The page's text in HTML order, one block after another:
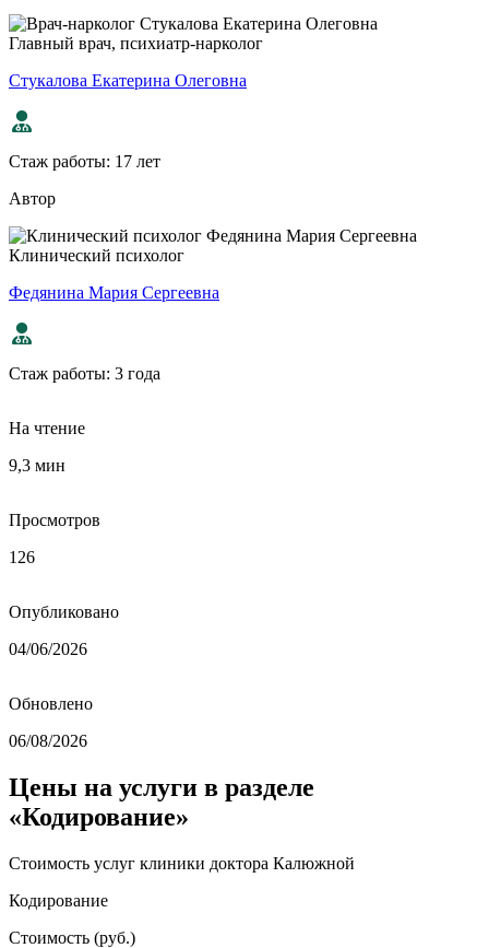
Главный врач, психиатр-нарколог
Стукалова Екатерина Олеговна
Стаж работы: 17 лет
Автор
Клинический психолог
Федянина Мария Сергеевна
Стаж работы: 3 года
На чтение
9,3 мин
Просмотров
126
Опубликовано
04/06/2026
Обновлено
06/08/2026
Цены на услуги в разделе
«Кодирование»
Стоимость услуг клиники доктора Калюжной
Кодирование
Стоимость (руб.)